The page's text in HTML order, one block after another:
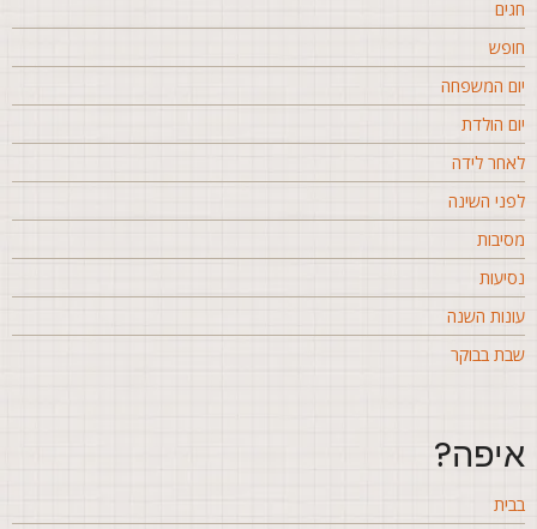
המשפחה
הולדת
לידה
השינה
השנה
בבוקר